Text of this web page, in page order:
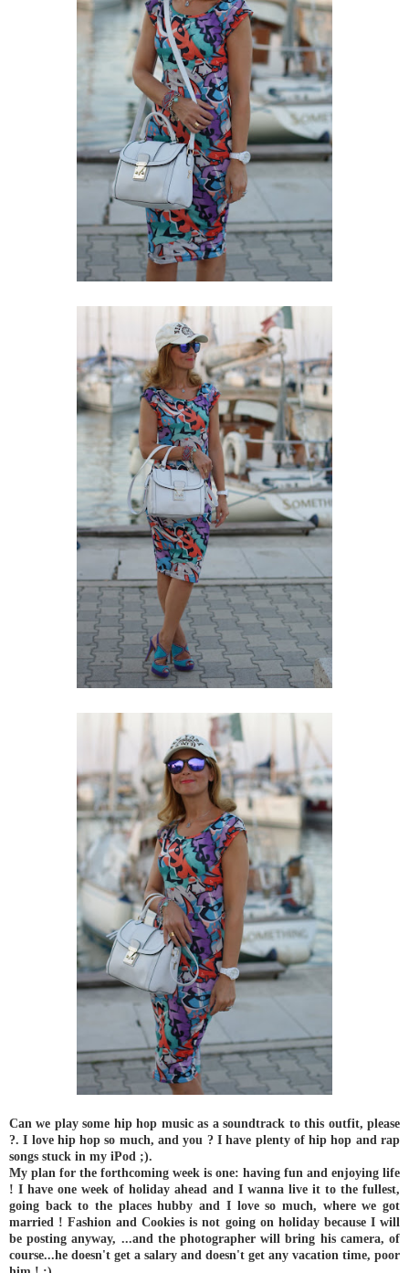
Can we play some hip hop music as a soundtrack to this outfit, please
?. I love hip hop so much, and you ? I have plenty of hip hop and rap
songs stuck in my iPod ;).
My plan for the forthcoming week is one: having fun and enjoying life
! I have one week of holiday ahead and I wanna live it to the fullest,
going back to the places hubby and I love so much, where we got
married ! Fashion and Cookies is not going on holiday because I will
be posting anyway, ...and the photographer will bring his camera, of
course...he doesn't get a salary and doesn't get any vacation time, poor